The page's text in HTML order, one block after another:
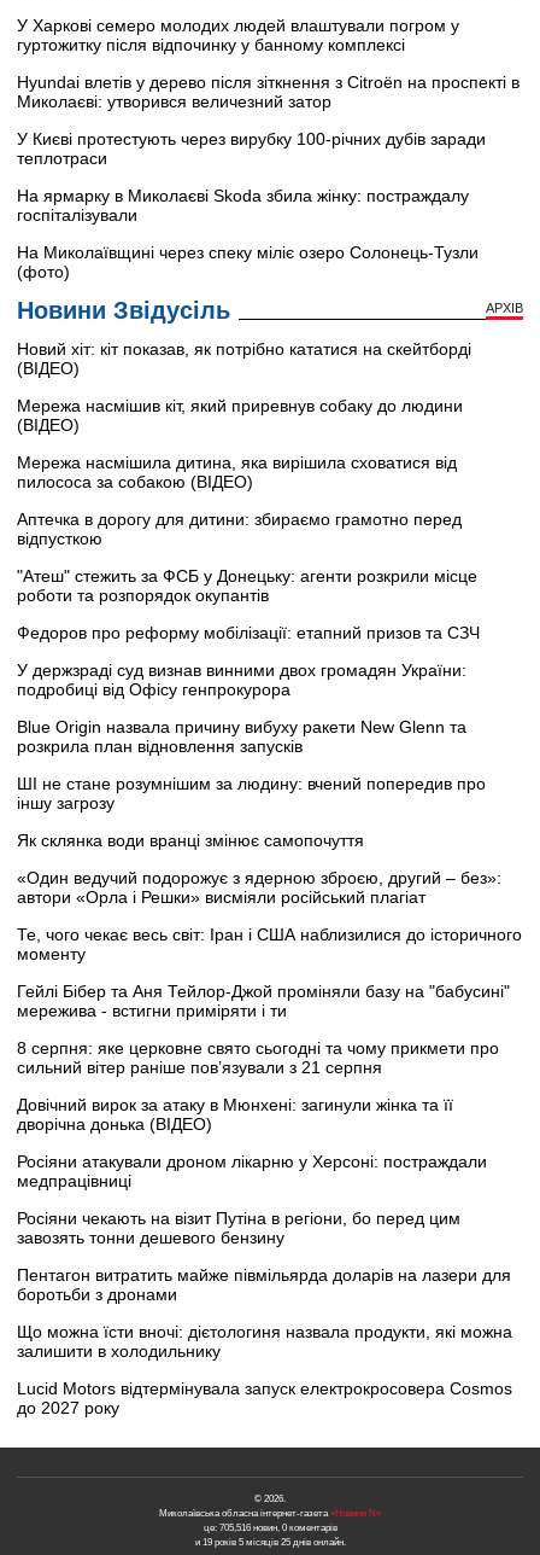
У Харкові семеро молодих людей влаштували погром у
гуртожитку після відпочинку у банному комплексі
Hyundai влетів у дерево після зіткнення з Citroën на проспекті в
Миколаєві: утворився величезний затор
У Києві протестують через вирубку 100-річних дубів заради
теплотраси
На ярмарку в Миколаєві Skoda збила жінку: постраждалу
госпіталізували
На Миколаївщині через спеку міліє озеро Солонець-Тузли
(фото)
Новини Звідусіль АРХІВ
Новий хіт: кіт показав, як потрібно кататися на скейтборді
(ВІДЕО)
Мережа насмішив кіт, який приревнув собаку до людини
(ВІДЕО)
Мережа насмішила дитина, яка вирішила сховатися від
пилососа за собакою (ВІДЕО)
Аптечка в дорогу для дитини: збираємо грамотно перед
відпусткою
"Атеш" стежить за ФСБ у Донецьку: агенти розкрили місце
роботи та розпорядок окупантів
Федоров про реформу мобілізації: етапний призов та СЗЧ
У держзраді суд визнав винними двох громадян України:
подробиці від Офісу генпрокурора
Blue Origin назвала причину вибуху ракети New Glenn та
розкрила план відновлення запусків
ШІ не стане розумнішим за людину: вчений попередив про
іншу загрозу
Як склянка води вранці змінює самопочуття
«Один ведучий подорожує з ядерною зброєю, другий – без»:
автори «Орла і Решки» висміяли російський плагіат
Те, чого чекає весь світ: Іран і США наблизилися до історичного
моменту
Гейлі Бібер та Аня Тейлор-Джой проміняли базу на "бабусині"
мережива - встигни приміряти і ти
8 серпня: яке церковне свято сьогодні та чому прикмети про
сильний вітер раніше пов’язували з 21 серпня
Довічний вирок за атаку в Мюнхені: загинули жінка та її
дворічна донька (ВІДЕО)
Росіяни атакували дроном лікарню у Херсоні: постраждали
медпрацівниці
Росіяни чекають на візит Путіна в регіони, бо перед цим
завозять тонни дешевого бензину
Пентагон витратить майже півмільярда доларів на лазери для
боротьби з дронами
Що можна їсти вночі: дієтологиня назвала продукти, які можна
залишити в холодильнику
Lucid Motors відтермінувала запуск електрокросовера Cosmos
до 2027 року
© 2026.
Миколаївська обласна інтернет-газета «Новини N»
це: 705,516 новин, 0 коментарів
и 19 років 5 місяців 25 днів онлайн.